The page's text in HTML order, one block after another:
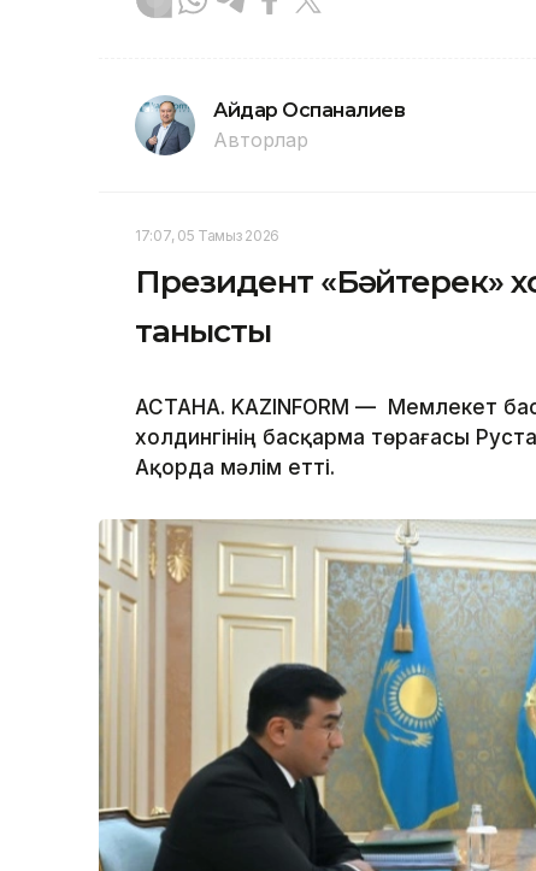
Айдар Оспаналиев
Авторлар
17:07, 05 Тамыз 2026
Президент «Бәйтерек»
танысты
АСТАНА. KAZINFORM — Мемлекет
холдингінің басқарма төрағасы
Ақорда мәлім етті.